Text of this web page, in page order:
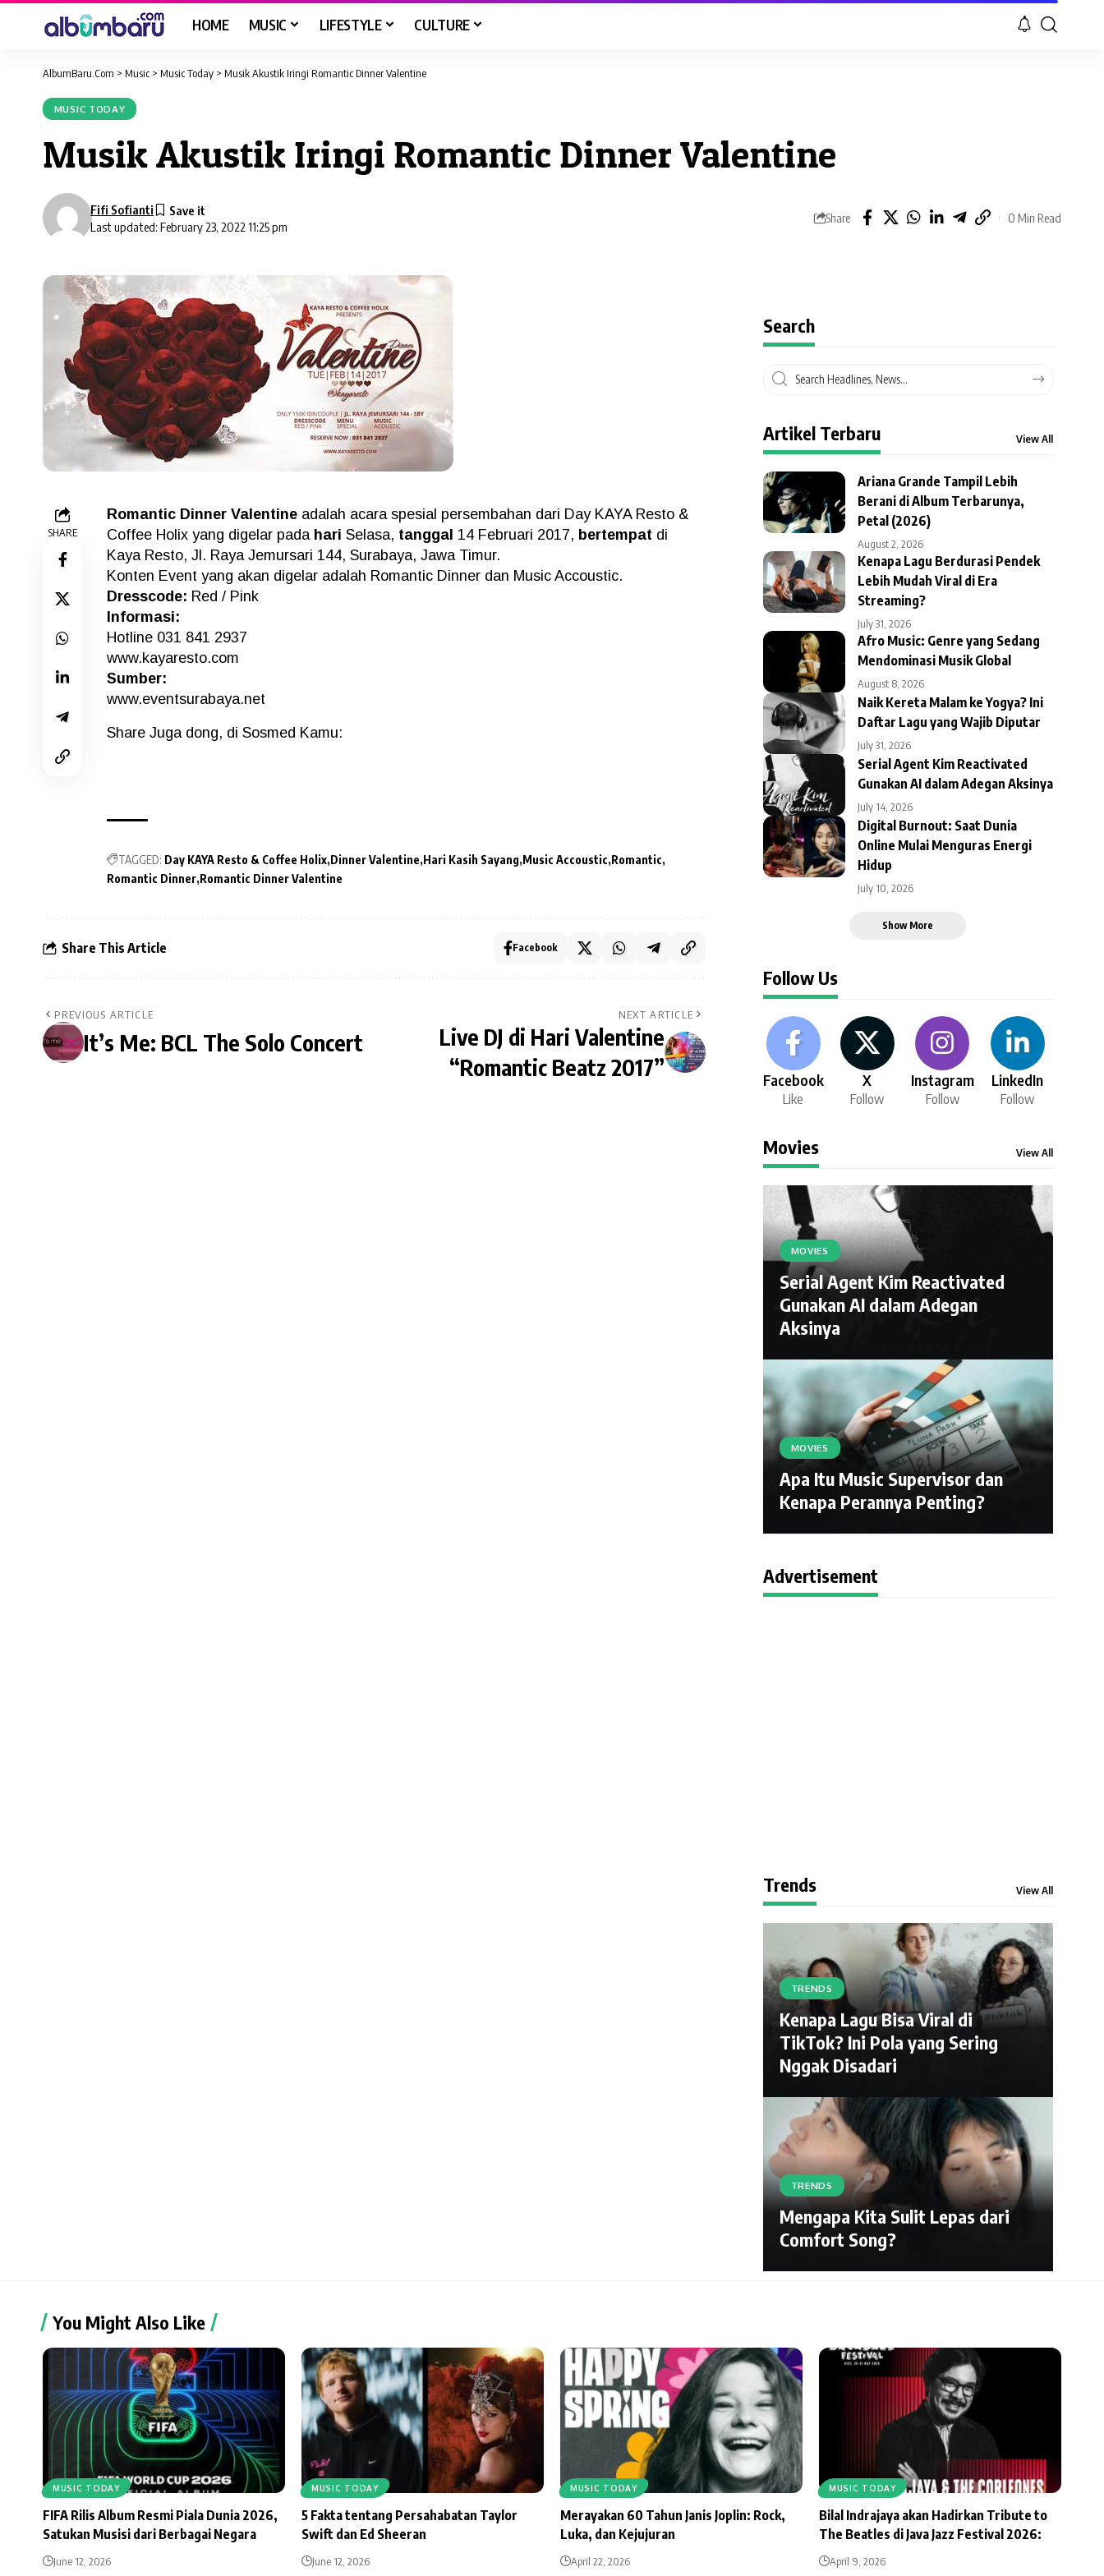
HOME MUSIC LIFESTYLE CULTURE
AlbumBaru.Com > Music > Music Today > Musik Akustik Iringi Romantic Dinner Valentine
MUSIC TODAY
Musik Akustik Iringi Romantic Dinner Valentine
Last updated: February 23, 2022 11:25 pm
Fifi Sofianti
Share 0 Min Read
SHARE
Romantic Dinner Valentine adalah acara spesial persembahan dari Day KAYA Resto &
Coffee Holix yang digelar pada hari Selasa, tanggal 14 Februari 2017, bertempat di
Kaya Resto, Jl. Raya Jemursari 144, Surabaya, Jawa Timur.
Konten Event yang akan digelar adalah Romantic Dinner dan Music Accoustic.
Dresscode: Red / Pink
Informasi:
Hotline 031 841 2937
www.kayaresto.com
Sumber:
www.eventsurabaya.net
Share Juga dong, di Sosmed Kamu:
TAGGED: Day KAYA Resto & Coffee Holix Dinner Valentine Hari Kasih Sayang Music Accoustic Romantic
Romantic Dinner Romantic Dinner Valentine
Share This Article Facebook
PREVIOUS ARTICLE
It’s Me: BCL The Solo Concert
NEXT ARTICLE
Live DJ di Hari Valentine
“Romantic Beatz 2017”
Search
Artikel Terbaru View All
Ariana Grande Tampil Lebih
Berani di Album Terbarunya,
Petal (2026)
August 2, 2026
Kenapa Lagu Berdurasi Pendek
Lebih Mudah Viral di Era
Streaming?
July 31, 2026
Afro Music: Genre yang Sedang
Mendominasi Musik Global
August 8, 2026
Naik Kereta Malam ke Yogya? Ini
Daftar Lagu yang Wajib Diputar
July 31, 2026
Serial Agent Kim Reactivated
Gunakan AI dalam Adegan Aksinya
July 14, 2026
Digital Burnout: Saat Dunia
Online Mulai Menguras Energi
Hidup
July 10, 2026
Show More
Follow Us
Facebook
Like
X
Follow
Instagram
Follow
LinkedIn
Follow
Movies View All
MOVIES
Serial Agent Kim Reactivated
Gunakan AI dalam Adegan
Aksinya
MOVIES
Apa Itu Music Supervisor dan
Kenapa Perannya Penting?
Advertisement
Trends View All
TRENDS
Kenapa Lagu Bisa Viral di
TikTok? Ini Pola yang Sering
Nggak Disadari
TRENDS
Mengapa Kita Sulit Lepas dari
Comfort Song?
You Might Also Like
MUSIC TODAY
FIFA Rilis Album Resmi Piala Dunia 2026,
Satukan Musisi dari Berbagai Negara
June 12, 2026
MUSIC TODAY
5 Fakta tentang Persahabatan Taylor
Swift dan Ed Sheeran
June 12, 2026
MUSIC TODAY
Merayakan 60 Tahun Janis Joplin: Rock,
Luka, dan Kejujuran
April 22, 2026
MUSIC TODAY
Bilal Indrajaya akan Hadirkan Tribute to
The Beatles di Java Jazz Festival 2026:
April 9, 2026